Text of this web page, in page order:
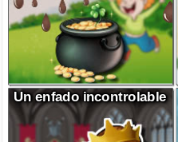
Un enfado incontrolable